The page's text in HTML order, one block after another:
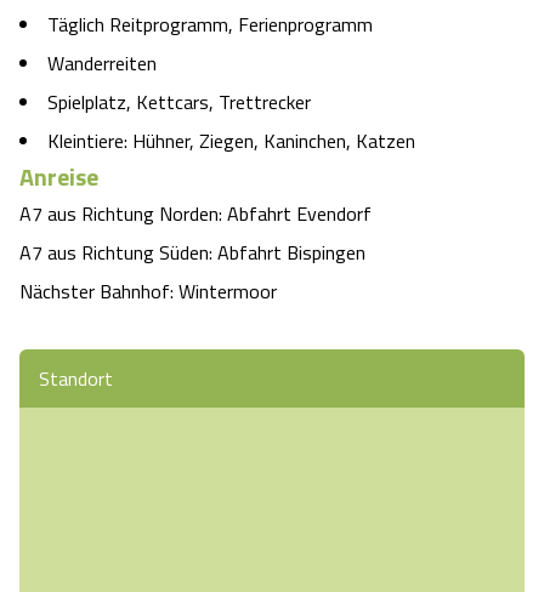
Täglich Reitprogramm, Ferienprogramm
Wanderreiten
Spielplatz, Kettcars, Trettrecker
Kleintiere: Hühner, Ziegen, Kaninchen, Katzen
Anreise
A7 aus Richtung Norden: Abfahrt Evendorf
A7 aus Richtung Süden: Abfahrt Bispingen
Nächster Bahnhof: Wintermoor
Standort